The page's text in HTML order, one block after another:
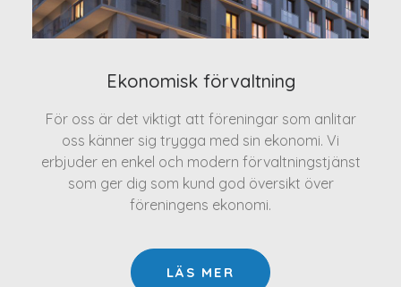
Ekonomisk förvaltning
För oss är det viktigt att föreningar som anlitar
oss känner sig trygga med sin ekonomi. Vi
erbjuder en enkel och modern förvaltningstjänst
som ger dig som kund god översikt över
föreningens ekonomi.
LÄS MER